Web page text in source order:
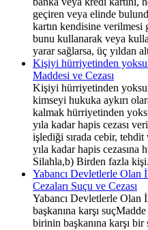
geçiren veya elinde
kartın kendisine verilmesi
bunu kullanarak veya
yarar sağlarsa, üç yıldan
Kişiyi hürriyetinden
Maddesi ve Cezası
Kişiyi hürriyetinden
kimseyi hukuka aykırı
kalmak hürriyetinden
yıla kadar hapis cezası
işlediği sırada cebir,
yıla kadar hapis
Silahla,b) Birden fazla
Yabancı Devletlerle Olan
Cezaları Suçu ve Cezası
Yabancı Devletlerle Olan
başkanına karşı
birinin başkanına karşı